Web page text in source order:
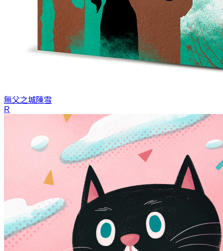
無父之城陳雪
R